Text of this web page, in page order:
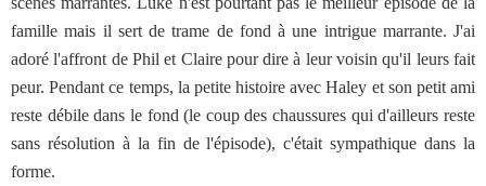
famille mais il sert de trame de fond à une intrigue marrante. J'ai
adoré l'affront de Phil et Claire pour dire à leur voisin qu'il leurs fait
peur. Pendant ce temps, la petite histoire avec Haley et son petit ami
reste débile dans le fond (le coup des chaussures qui d'ailleurs reste
sans résolution à la fin de l'épisode), c'était sympathique dans la
forme.